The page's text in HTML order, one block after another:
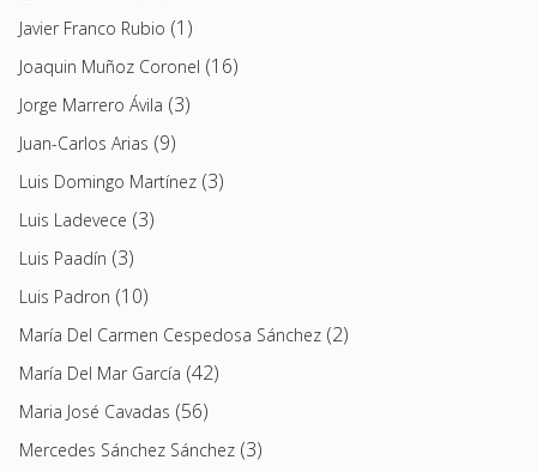
Javier Franco Rubio (1)
Joaquin Muñoz Coronel (16)
Jorge Marrero Ávila (3)
Juan-Carlos Arias (9)
Luis Domingo Martínez (3)
Luis Ladevece (3)
Luis Paadín (3)
Luis Padron (10)
María Del Carmen Cespedosa Sánchez (2)
María Del Mar García (42)
Maria José Cavadas (56)
Mercedes Sánchez Sánchez (3)